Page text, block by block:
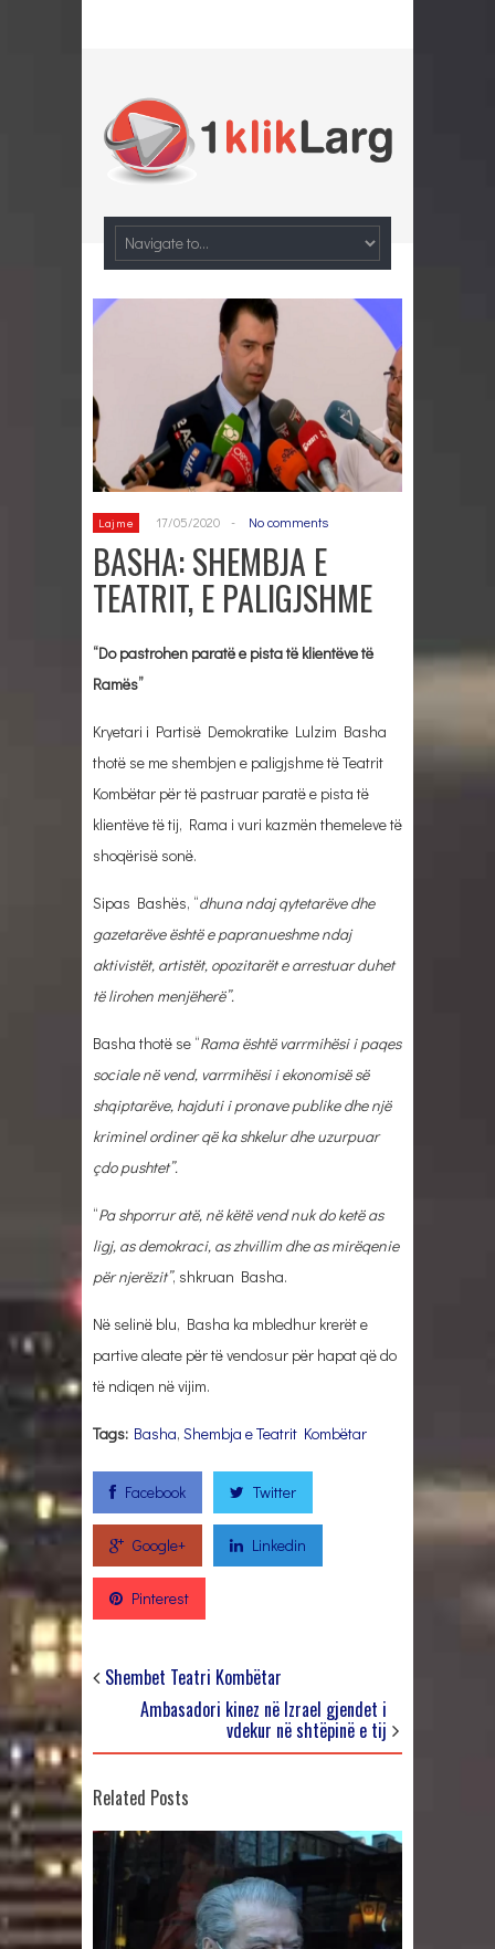
Lajme 17/05/2020 - No comments
BASHA: SHEMBJA E
TEATRIT, E PALIGJSHME
“Do pastrohen paratë e pista të klientëve të
Ramës”
Kryetari i Partisë Demokratike Lulzim Basha
thotë se me shembjen e paligjshme të Teatrit
Kombëtar për të pastruar paratë e pista të
klientëve të tij, Rama i vuri kazmën themeleve të
shoqërisë sonë.
Sipas Bashës, “dhuna ndaj qytetarëve dhe
gazetarëve është e papranueshme ndaj
aktivistët, artistët, opozitarët e arrestuar duhet
të lirohen menjëherë”.
Basha thotë se “Rama është varrmihësi i paqes
sociale në vend, varrmihësi i ekonomisë së
shqiptarëve, hajduti i pronave publike dhe një
kriminel ordiner që ka shkelur dhe uzurpuar
çdo pushtet”.
“Pa shporrur atë, në këtë vend nuk do ketë as
ligj, as demokraci, as zhvillim dhe as mirëqenie
për njerëzit”, shkruan Basha.
Në selinë blu, Basha ka mbledhur krerët e
partive aleate për të vendosur për hapat që do
të ndiqen në vijim.
Tags: Basha, Shembja e Teatrit Kombëtar
Facebook Twitter
Google+ Linkedin
Pinterest
Shembet Teatri Kombëtar
Ambasadori kinez në Izrael gjendet i
vdekur në shtëpinë e tij
Related Posts